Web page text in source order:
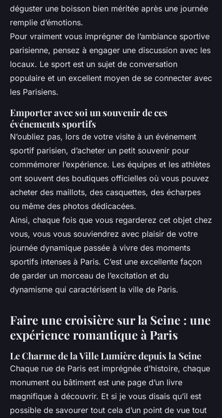
déguster une boisson bien méritée après une journée
remplie d’émotions.
Pour vraiment vous imprégner de l’ambiance sportive
parisienne, pensez à engager une discussion avec les
locaux. Le sport est un sujet de conversation
populaire et un excellent moyen de se connecter avec
les Parisiens.
Emporter avec soi un souvenir de ces
événements sportifs
N’oubliez pas, lors de votre visite à un événement
sportif parisien, d’acheter un petit souvenir pour
commémorer l’expérience. Les équipes et les athlètes
ont souvent des boutiques officielles où vous pouvez
acheter des maillots, des casquettes, des écharpes
ou même des photos dédicacées.
Ainsi, chaque fois que vous regarderez cet objet chez
vous, vous vous souviendrez avec plaisir de votre
journée dynamique passée à vivre des moments
sportifs intenses à Paris. C’est une excellente façon
de garder un morceau de l’excitation et du
dynamisme qui caractérisent la ville de Paris.
Faire une croisière sur la Seine : une
expérience romantique à Paris
Le Charme de la Ville Lumière depuis la Seine
Chaque rue de Paris est imprégnée d’histoire, chaque
monument ou bâtiment est une page d’un livre
magnifique à découvrir. Et si je vous disais qu’il est
possible de savourer tout cela d’un point de vue tout